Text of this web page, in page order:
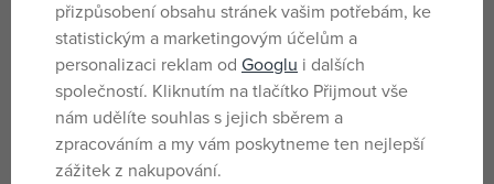
Yookidoo Rozkvetlá zahrádka
skladem
DMOC:699 Kč
600 Kč
Yookidoo Kouzelný kohoutek s
ozubenými tvary
není skladem
DMOC:899 Kč
814 Kč
přizpůsobení obsahu stránek vašim potřebám, ke
statistickým a marketingovým účelům a
personalizaci reklam od Googlu i dalších
společností. Kliknutím na tlačítko Přijmout vše
nám udělíte souhlas s jejich sběrem a
zpracováním a my vám poskytneme ten nejlepší
zážitek z nakupování.